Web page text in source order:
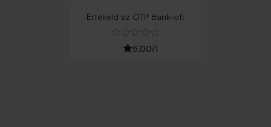
Értékeld az OTP Bank-ot!
5,00/1